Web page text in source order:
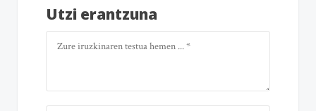
Utzi erantzuna